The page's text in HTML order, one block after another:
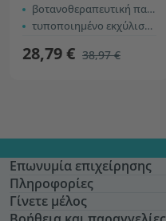
βοτανοθεραπευτική παράδοση
τυποποιημένο εκχύλισμα
28,79 € 38,97 €
Επωνυμία επιχείρησης
Πληροφορίες
Γίνετε μέλος